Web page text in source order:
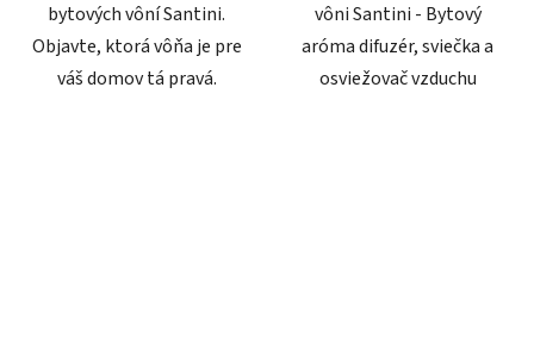
bytových vôní Santini.
Objavte, ktorá vôňa je pre
váš domov tá pravá.
vôni Santini - Bytový
aróma difuzér, sviečka a
osviežovač vzduchu